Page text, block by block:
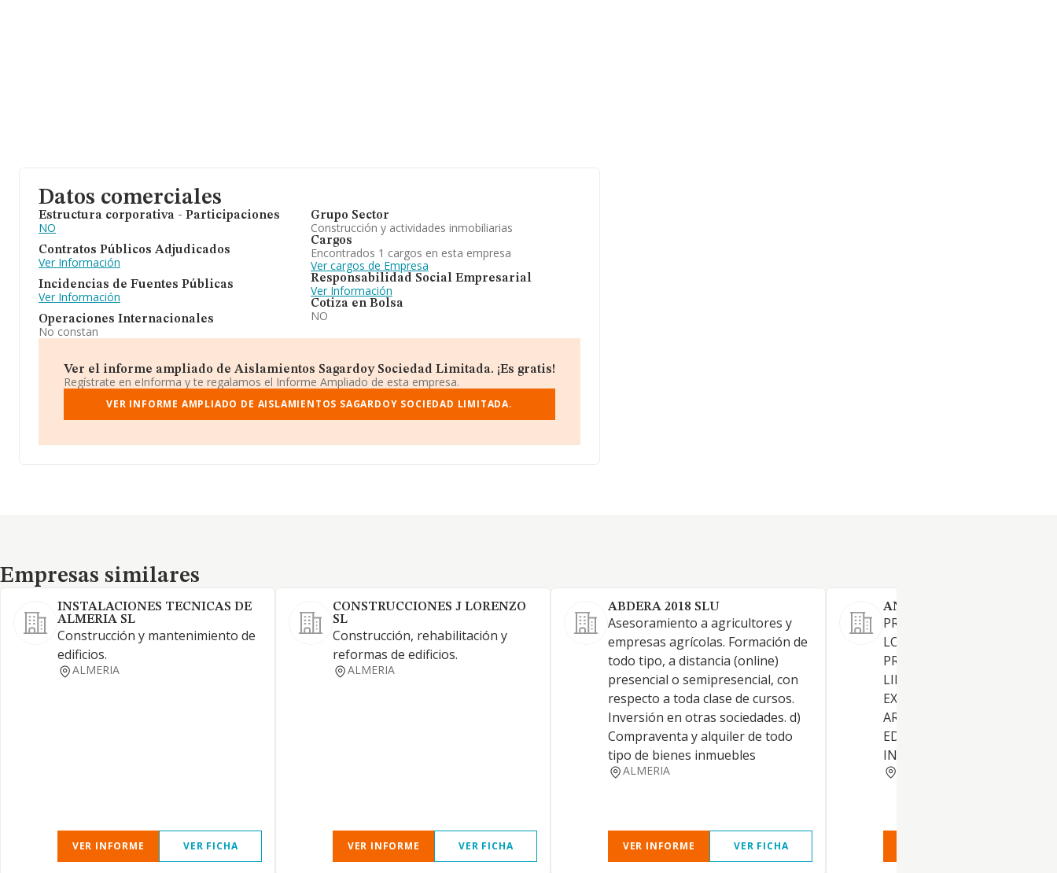
Datos comerciales
Estructura corporativa - Participaciones
NO
Contratos Públicos Adjudicados
Ver Información
Incidencias de Fuentes Públicas
Ver Información
Operaciones Internacionales
No constan
Grupo Sector
Construcción y actividades inmobiliarias
Cargos
Encontrados 1 cargos en esta empresa
Ver cargos de Empresa
Responsabilidad Social Empresarial
Ver Información
Cotiza en Bolsa
NO
Ver el informe ampliado de Aislamientos Sagardoy Sociedad Limitada. ¡Es gratis!
Regístrate en eInforma y te regalamos el Informe Ampliado de esta empresa.
VER INFORME AMPLIADO DE AISLAMIENTOS SAGARDOY SOCIEDAD LIMITADA.
Empresas similares
Empresas similares
INSTALACIONES TECNICAS DE
ALMERIA SL
Construcción y mantenimiento de
edificios.
ALMERIA
VER INFORME VER FICHA
CONSTRUCCIONES J LORENZO
SL
Construcción, rehabilitación y
reformas de edificios.
ALMERIA
VER INFORME VER FICHA
ABDERA 2018 SLU
Asesoramiento a agricultores y
empresas agrícolas. Formación de
todo tipo, a distancia (online)
presencial o semipresencial, con
respecto a toda clase de cursos.
Inversión en otras sociedades. d)
Compraventa y alquiler de todo
tipo de bienes inmuebles
ALMERIA
VER INFORME VER FICHA
ANDOGA SL
PROMOCION DE VIVIENDAS,
LOCALES, TANTO DE
PROTECCION OFICIAL COMO
LIBRES. CONSTRUCCION Y
EXPLOTACION EN
ARRENDAMIENTO O VENTA
EDIFICIOS. COMPRAVENTA
INMUEBLES Y TERRENOS.